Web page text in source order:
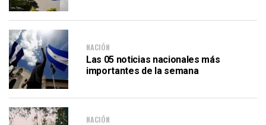
NACIÓN
Las 05 noticias nacionales más
importantes de la semana
NACIÓN